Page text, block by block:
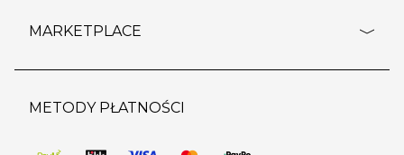
wypis z subskrypcji
regulamin sklepu
pozostałe regulaminy
outlet
regulaminy promocji
MARKETPLACE
strefa marek
METODY PŁATNOŚCI